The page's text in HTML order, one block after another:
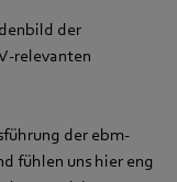
der
relevanten
der ebm-
fühlen uns hier eng